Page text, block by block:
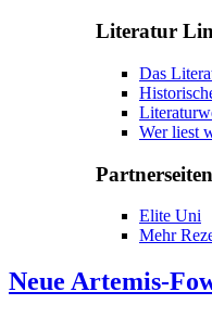
Literatur
Das
Wer liest
Partnerseiten
Elite Uni
Mehr
Neue Artemis-